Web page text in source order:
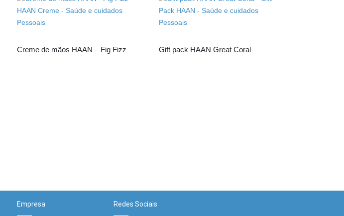
Creme de mãos HAAN – Fig Fizz Gift pack HAAN Great Coral
Empresa Redes Sociais